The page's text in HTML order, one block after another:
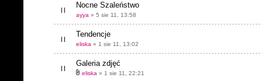
Nocne Szaleństwo
ayya » 5 sie 11, 13:58
Tendencje
eliska » 1 sie 11, 13:02
Galeria zdjęć
eliska » 1 sie 11, 22:21